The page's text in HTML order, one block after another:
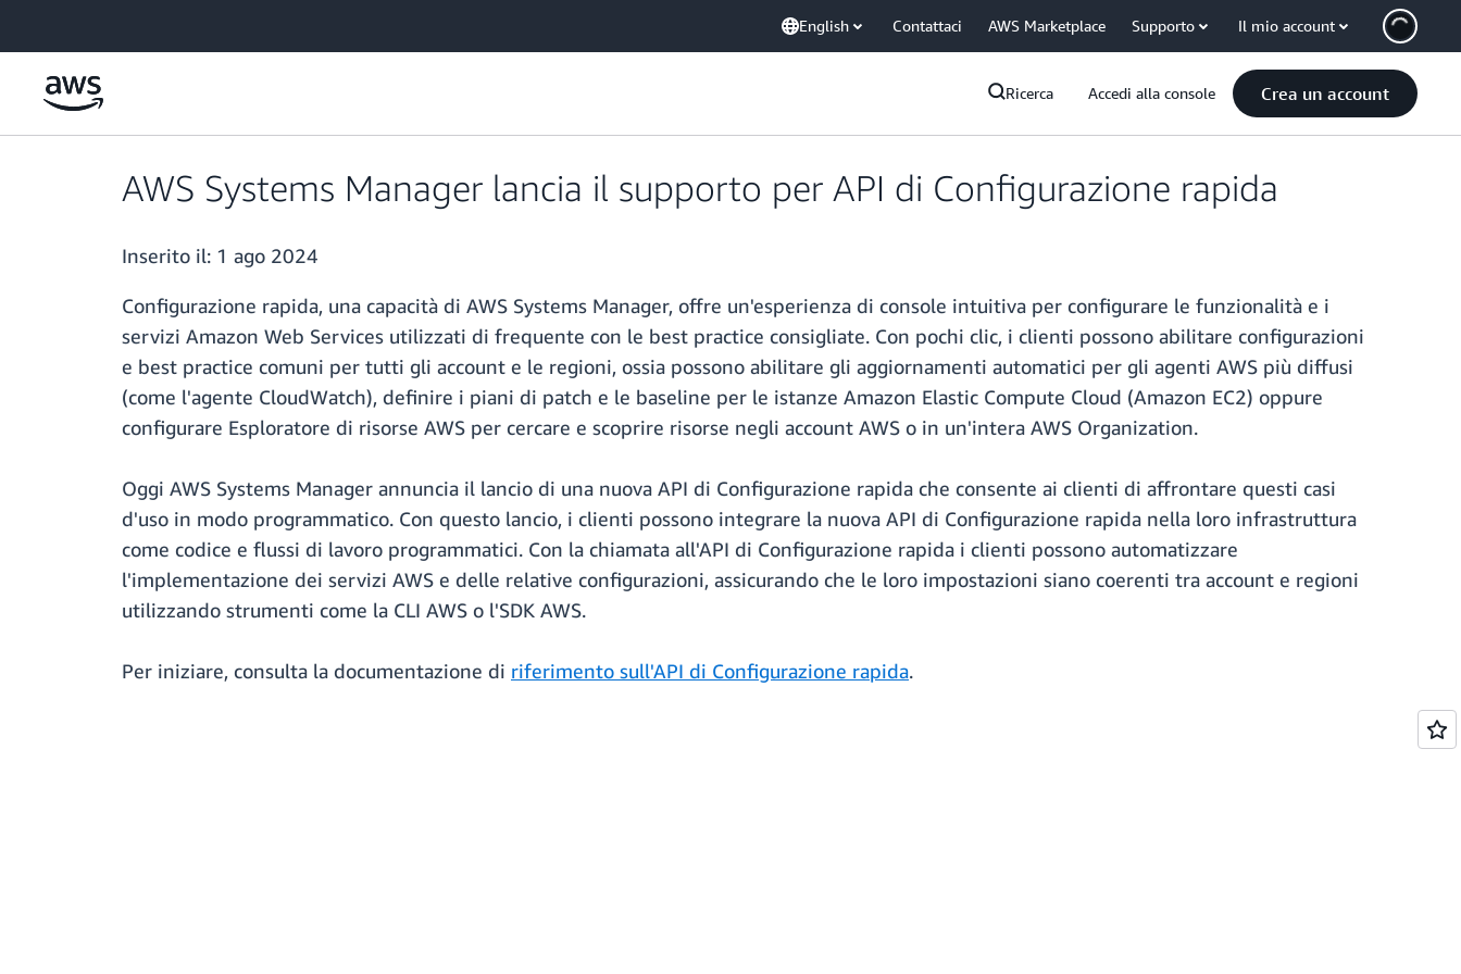
English Contattaci AWS Marketplace Supporto Il mio account
Ricerca Accedi alla console Crea un account
AWS Systems Manager lancia il supporto per API di Configurazione rapida
Inserito il: 1 ago 2024
Configurazione rapida, una capacità di AWS Systems Manager, offre un'esperienza di console intuitiva per configurare le funzionalità e i
servizi Amazon Web Services utilizzati di frequente con le best practice consigliate. Con pochi clic, i clienti possono abilitare configurazioni
e best practice comuni per tutti gli account e le regioni, ossia possono abilitare gli aggiornamenti automatici per gli agenti AWS più diffusi
(come l'agente CloudWatch), definire i piani di patch e le baseline per le istanze Amazon Elastic Compute Cloud (Amazon EC2) oppure
configurare Esploratore di risorse AWS per cercare e scoprire risorse negli account AWS o in un'intera AWS Organization.
Oggi AWS Systems Manager annuncia il lancio di una nuova API di Configurazione rapida che consente ai clienti di affrontare questi casi
d'uso in modo programmatico. Con questo lancio, i clienti possono integrare la nuova API di Configurazione rapida nella loro infrastruttura
come codice e flussi di lavoro programmatici. Con la chiamata all'API di Configurazione rapida i clienti possono automatizzare
l'implementazione dei servizi AWS e delle relative configurazioni, assicurando che le loro impostazioni siano coerenti tra account e regioni
utilizzando strumenti come la CLI AWS o l'SDK AWS.
Per iniziare, consulta la documentazione di riferimento sull'API di Configurazione rapida.